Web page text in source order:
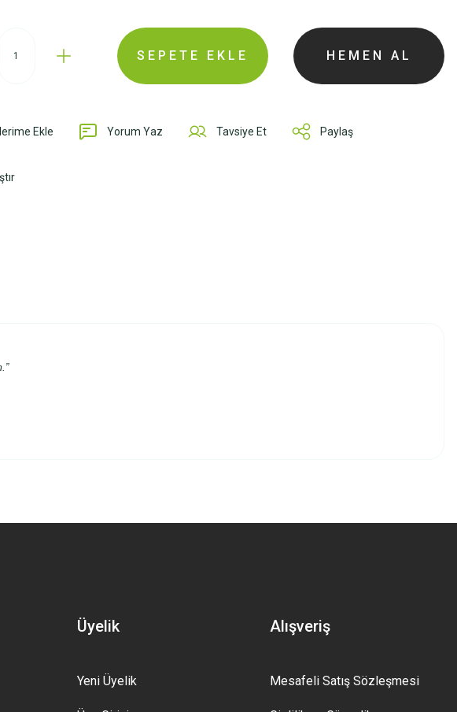
SEPETE EKLE HEMEN AL
Yorum Yaz Tavsiye Et Paylaş
Üyelik
Yeni Üyelik
Alışveriş
Mesafeli Satış Sözleşmesi